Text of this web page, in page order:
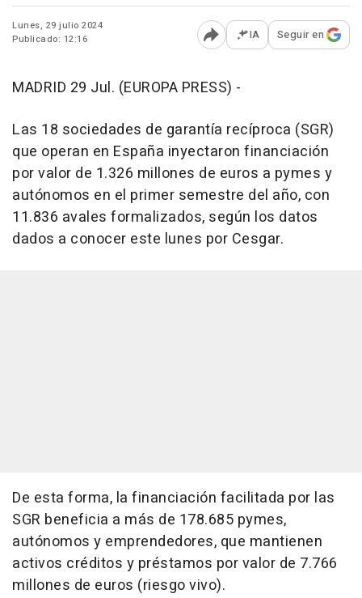
Lunes, 29 julio 2024
Publicado: 12:16
Abrir opciones para
IA Seguir en
MADRID 29 Jul. (EUROPA PRESS) -
Las 18 sociedades de garantía recíproca (SGR)
que operan en España inyectaron financiación
por valor de 1.326 millones de euros a pymes y
autónomos en el primer semestre del año, con
11.836 avales formalizados, según los datos
dados a conocer este lunes por Cesgar.
De esta forma, la financiación facilitada por las
SGR beneficia a más de 178.685 pymes,
autónomos y emprendedores, que mantienen
activos créditos y préstamos por valor de 7.766
millones de euros (riesgo vivo).